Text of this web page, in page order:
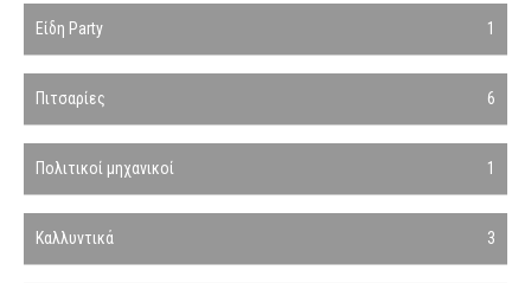
Είδη Party 1
Πιτσαρίες 6
Πολιτικοί μηχανικοί 1
Καλλυντικά 3